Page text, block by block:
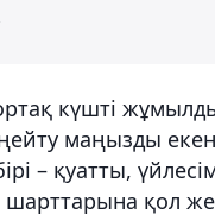
күшті
маңызды
– қуатты,
шарттарына қол